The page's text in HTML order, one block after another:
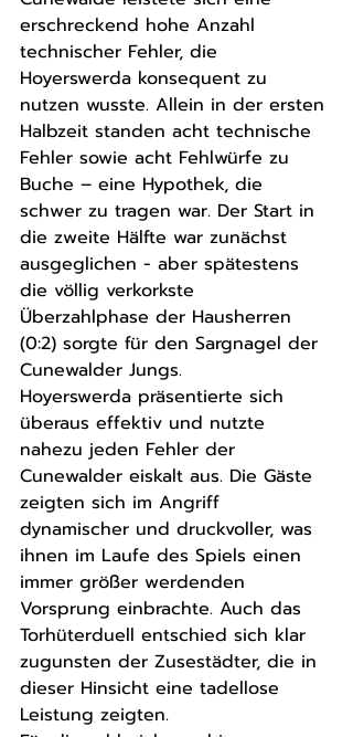
erschreckend hohe Anzahl
technischer Fehler, die
Hoyerswerda konsequent zu
nutzen wusste. Allein in der ersten
Halbzeit standen acht technische
Fehler sowie acht Fehlwürfe zu
Buche – eine Hypothek, die
schwer zu tragen war. Der Start in
die zweite Hälfte war zunächst
ausgeglichen - aber spätestens
die völlig verkorkste
Überzahlphase der Hausherren
(0:2) sorgte für den Sargnagel der
Cunewalder Jungs.
Hoyerswerda präsentierte sich
überaus effektiv und nutzte
nahezu jeden Fehler der
Cunewalder eiskalt aus. Die Gäste
zeigten sich im Angriff
dynamischer und druckvoller, was
ihnen im Laufe des Spiels einen
immer größer werdenden
Vorsprung einbrachte. Auch das
Torhüterduell entschied sich klar
zugunsten der Zusestädter, die in
dieser Hinsicht eine tadellose
Leistung zeigten.